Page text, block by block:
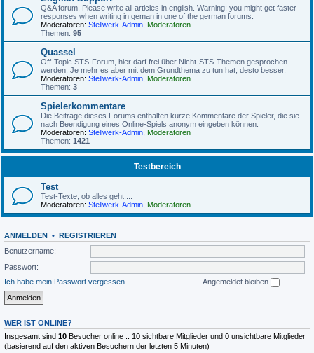
Q&A forum. Please write all articles in english. Warning: you might get faster
responses when writing in geman in one of the german forums.
Moderatoren: Stellwerk-Admin Moderatoren
Themen: 95
Quassel
Off-Topic STS-Forum, hier darf frei über Nicht-STS-Themen gesprochen
werden. Je mehr es aber mit dem Grundthema zu tun hat, desto besser.
Moderatoren: Stellwerk-Admin Moderatoren
Themen: 3
Spielerkommentare
Die Beiträge dieses Forums enthalten kurze Kommentare der Spieler, die sie
nach Beendigung eines Online-Spiels anonym eingeben können.
Moderatoren: Stellwerk-Admin Moderatoren
Themen: 1421
Testbereich
Test
Test-Texte, ob alles geht....
Moderatoren: Stellwerk-Admin Moderatoren
ANMELDEN • REGISTRIEREN
Benutzername:
Passwort:
Ich habe mein Passwort vergessen
Angemeldet bleiben
WER IST ONLINE?
Insgesamt sind 10 Besucher online :: 10 sichtbare Mitglieder und 0 unsichtbare Mitglieder
(basierend auf den aktiven Besuchern der letzten 5 Minuten)